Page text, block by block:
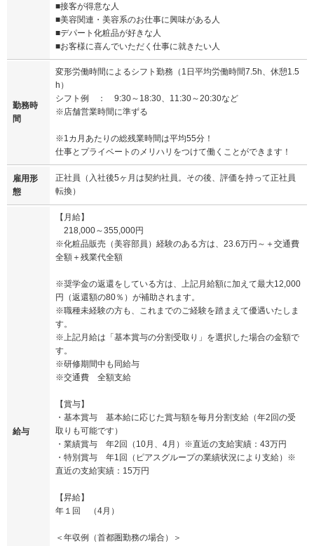
■接客が得意な人
■美容関連・美容系のお仕事に興味がある人
■デパート化粧品が好きな人
■お客様に喜んでいただく仕事に就きたい人
勤務時
間
変形労働時間によるシフト勤務（1日平均労働時間7.5h、休憩1.5
h）
シフト例 ： 9:30～18:30、11:30～20:30など
※店舗営業時間に準ずる
※1カ月あたりの総残業時間は平均55分！
仕事とプライベートのメリハリをつけて働くことができます！
雇用形
態
正社員（入社後5ヶ月は契約社員。その後、評価を持って正社員
転換）
給与
【月給】
218,000～355,000円
※化粧品販売（美容部員）経験のある方は、23.6万円～＋交通費
全額＋残業代全額
※奨学金の返還をしている方は、上記月給額に加えて最大12,000
円（返還額の80％）が補助されます。
※職種未経験の方も、これまでのご経験を踏まえて優遇いたしま
す。
※上記月給は「基本賞与の分割受取り」を選択した場合の金額で
す。
※研修期間中も同給与
※交通費 全額支給
【賞与】
・基本賞与 基本給に応じた賞与額を毎月分割支給（年2回の受
取りも可能です）
・業績賞与 年2回（10月、4月）※直近の支給実績：43万円
・特別賞与 年1回（ピアスグループの業績状況により支給）※
直近の支給実績：15万円
【昇給】
年１回 （4月）
＜年収例（首都圏勤務の場合）＞